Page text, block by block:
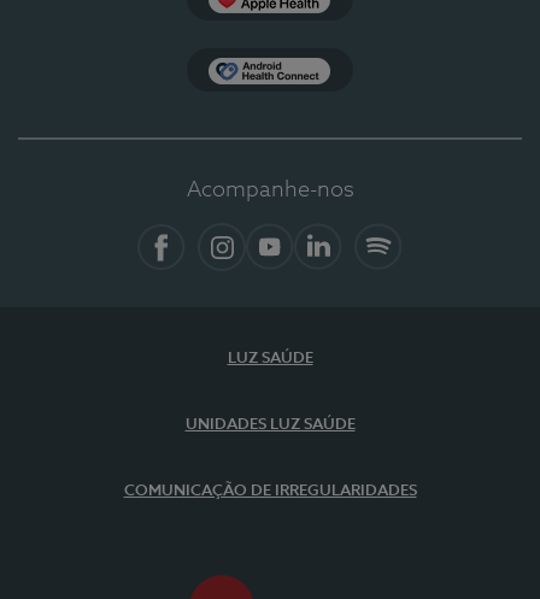
Acompanhe-nos
LUZ SAÚDE
UNIDADES LUZ SAÚDE
COMUNICAÇÃO DE IRREGULARIDADES